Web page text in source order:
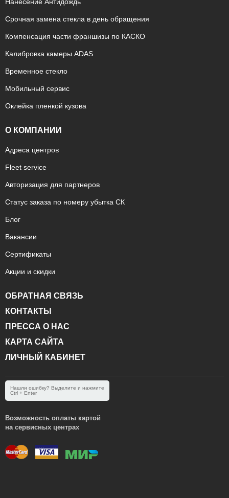
Срочная замена стекла в день обращения
Компенсация части франшизы по КАСКО
Калибровка камеры ADAS
Временное стекло
Мобильный сервис
Оклейка пленкой кузова
О КОМПАНИИ
Адреса центров
Fleet service
Авторизация для партнеров
Статус заказа по номеру убытка СК
Блог
Вакансии
Сертификаты
Акции и скидки
ОБРАТНАЯ СВЯЗЬ
КОНТАКТЫ
ПРЕССА О НАС
КАРТА САЙТА
ЛИЧНЫЙ КАБИНЕТ
Нашли ошибку? Выделите и нажмите
Ctrl + Enter
Возможность оплаты картой
на сервисных центрах